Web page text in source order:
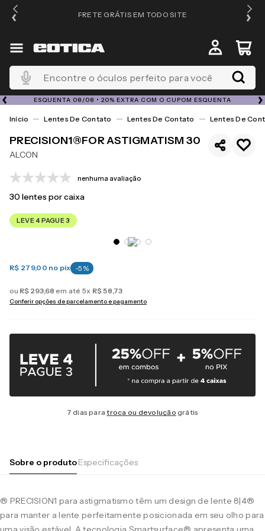
FRETE GRÁTIS EM TODO SITE
Encontre o óculos perfeito para você
ESQUENTA 08/08 • 20% EXTRA COM O CUPOM ESQUENTA
Lentes De Contato Lentes De Contato Lentes De
PRECISION1®FOR ASTIGMATISM 30
ALCON
nenhuma avaliação
30lentes por caixa
LEVE 4 PAGUE 3
R$ 279,00 no pix -5 %
ou R$ 293,68 em até 5x R$58,73
Conferir opções de parcelamento e pagamento
7 dias paratroca ou devolução grátis
Sobre o produtoEspecificações
® PRECISION1 para astigmatismo têm um design de lente 8|4®
para manter a lente perfeitamente posicionada em seu olho para